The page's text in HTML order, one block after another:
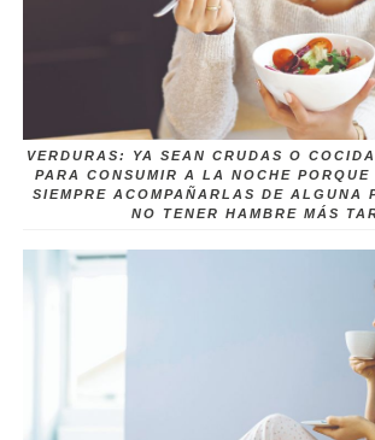
VERDURAS: YA SEAN CRUDAS O
PARA CONSUMIR A LA NOCHE
SIEMPRE ACOMPAÑARLAS DE ALGUNA
NO TENER HAMBRE MÁS